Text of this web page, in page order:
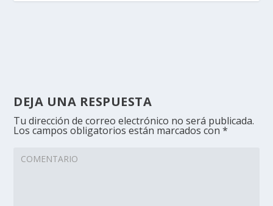
DEJA UNA RESPUESTA
Tu dirección de correo electrónico no será publicada.
Los campos obligatorios están marcados con*